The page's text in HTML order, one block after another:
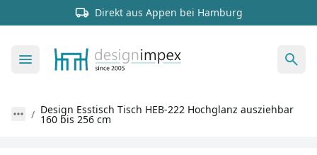
Direkt aus Appen bei Hamburg
Design Esstisch Tisch HEB-222 Hochglanz ausziehbar
160 bis 256 cm